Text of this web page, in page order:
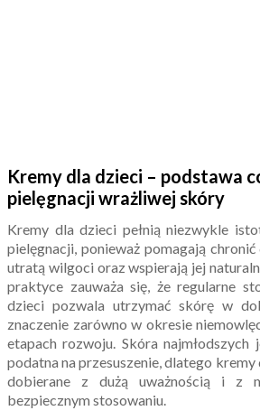
Kremy dla dzieci – podstawa
pielęgnacji wrażliwej skóry
Kremy dla dzieci pełnią niezwykle
pielęgnacji, ponieważ pomagają
utratą wilgoci oraz wspierają jej
praktyce zauważa się, że regularne
dzieci pozwala utrzymać skórę w
znaczenie zarówno w okresie
etapach rozwoju. Skóra
podatna na przesuszenie, dlatego
dobierane z dużą uważnością i z
bezpiecznym stosowaniu.